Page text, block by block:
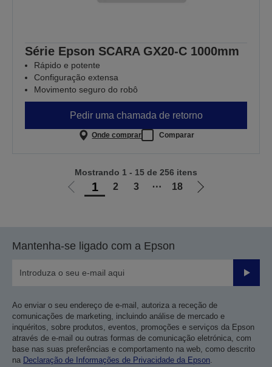
Série Epson SCARA GX20-C 1000mm
Rápido e potente
Configuração extensa
Movimento seguro do robô
Pedir uma chamada de retorno
Onde comprar Comparar
Ir
anterior
1 2 3 ⋯ 18
Ir
Mostrando 1 - 15 de 256 itens
Mantenha-se ligado com a Epson
Enviar
Ao enviar o seu endereço de e-mail, autoriza a receção de
comunicações de marketing, incluindo análise de mercado e
inquéritos, sobre produtos, eventos, promoções e serviços da Epson
através de e-mail ou outras formas de comunicação eletrónica, com
base nas suas preferências e comportamento na web, como descrito
na Declaração de Informações de Privacidade da Epson.